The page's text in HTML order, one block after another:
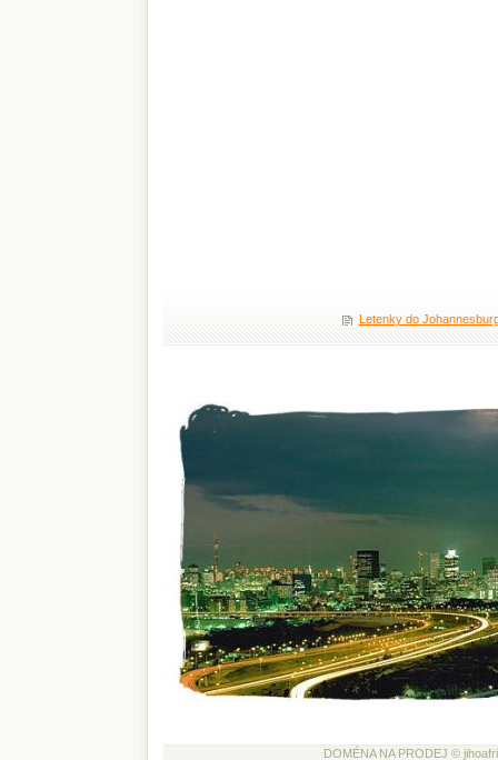
Letenky do
DOMÉNA NA PRODEJ ©